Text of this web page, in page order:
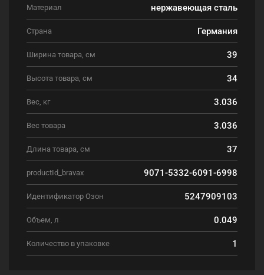
Материал нержавеющая сталь
Страна Германия
Ширина товара, см 39
Высота товара, см 34
Вес, кг 3.036
Вес товара 3.036
Длина товара, см 37
productId_bravax 9071-5332-6091-6998
Идентификатор Озон 5247909103
Объем, л 0.049
Количество в упаковке 1